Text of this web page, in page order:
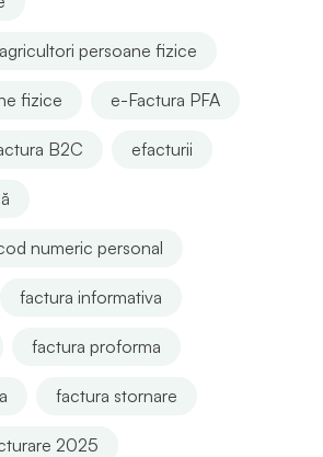
persoane fizice
fizice e-Factura PFA
B2C efacturii
numeric personal
factura informativa
factura proforma
factura stornare
2025